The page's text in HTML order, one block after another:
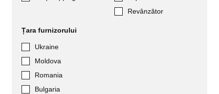
Revânzător
Țara furnizorului
Ukraine
Moldova
Romania
Bulgaria